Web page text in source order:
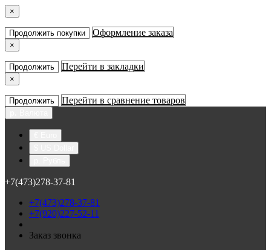
×
Продолжить покупки Оформление заказа
×
Продолжить Перейти в закладки
×
Продолжить Перейти в сравнение товаров
+7(473)278-37-81
+7(473)278-37-81
+7(920)227-52-11
Заказ звонка